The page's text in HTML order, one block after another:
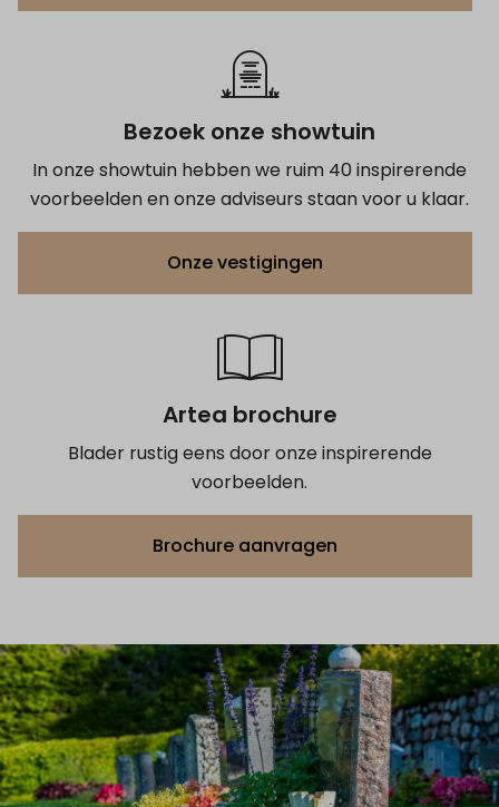
Bezoek onze showtuin
In onze showtuin hebben we ruim 40 inspirerende
voorbeelden en onze adviseurs staan voor u klaar.
Onze vestigingen
Artea brochure
Blader rustig eens door onze inspirerende
voorbeelden.
Brochure aanvragen